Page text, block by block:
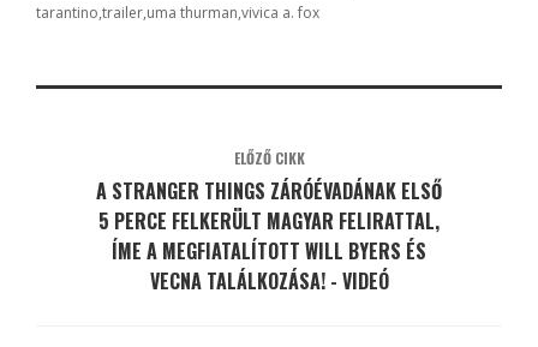
tarantino trailer uma thurman vivica a. fox
ELŐZŐ CIKK
A STRANGER THINGS ZÁRÓÉVADÁNAK ELSŐ
5 PERCE FELKERÜLT MAGYAR FELIRATTAL,
ÍME A MEGFIATALÍTOTT WILL BYERS ÉS
VECNA TALÁLKOZÁSA! - VIDEÓ